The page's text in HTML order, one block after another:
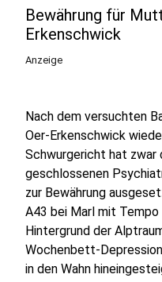
Bewährung für
Erkenschwick
Anzeige
Nach dem versuchten
Oer-Erkenschwick
Schwurgericht hat zwar
geschlossenen
zur Bewährung
A43 bei Marl mit
Hintergrund der
Wochenbett-
in den Wahn